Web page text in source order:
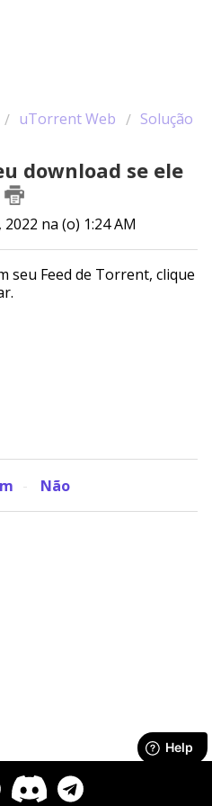
uTorrent Web
Solução
download se ele
na (o) 1:24 AM
seu Feed de Torrent, clique
Não